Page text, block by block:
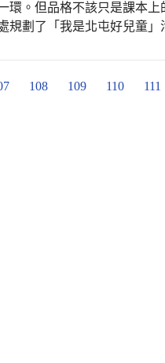
環。但品格不該只是課本上
規劃了「我是北屯好兒童」
108 109 110 111